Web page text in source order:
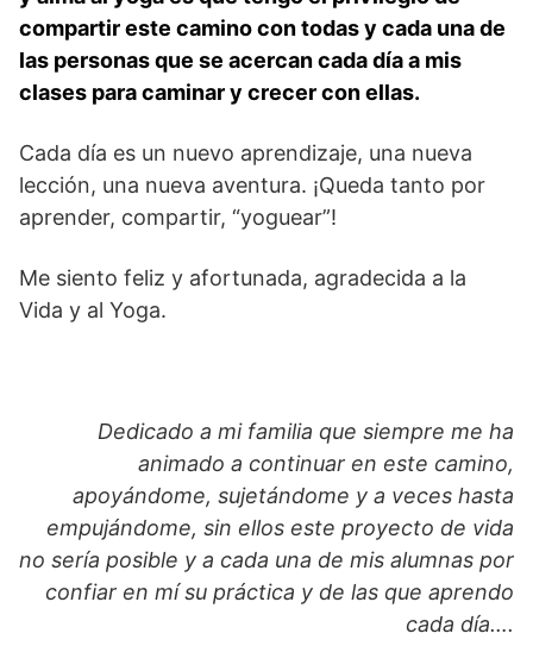
compartir este camino con todas y cada una de
las personas que se acercan cada día a mis
clases para caminar y crecer con ellas.
Cada día es un nuevo aprendizaje, una nueva
lección, una nueva aventura. ¡Queda tanto por
aprender, compartir, “yoguear”!
Me siento feliz y afortunada, agradecida a la
Vida y al Yoga.
Dedicado a mi familia que siempre me ha
animado a continuar en este camino,
apoyándome, sujetándome y a veces hasta
empujándome, sin ellos este proyecto de vida
no sería posible y a cada una de mis alumnas por
confiar en mí su práctica y de las que aprendo
cada día….